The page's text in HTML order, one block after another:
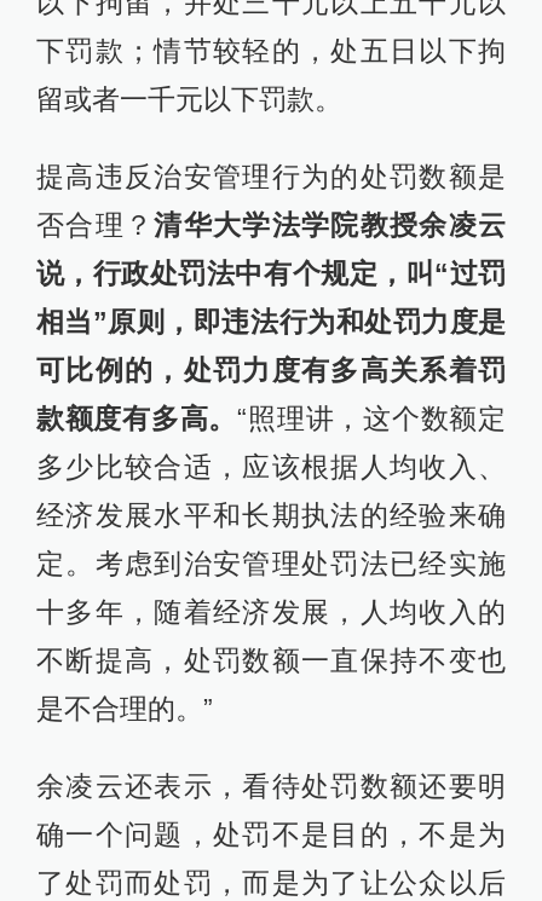
下罚款；情节较轻的，处五日以下拘
留或者一千元以下罚款。
提高违反治安管理行为的处罚数额是
否合理？清华大学法学院教授余凌云
说，行政处罚法中有个规定，叫“过罚
相当”原则，即违法行为和处罚力度是
可比例的，处罚力度有多高关系着罚
款额度有多高。“照理讲，这个数额定
多少比较合适，应该根据人均收入、
经济发展水平和长期执法的经验来确
定。考虑到治安管理处罚法已经实施
十多年，随着经济发展，人均收入的
不断提高，处罚数额一直保持不变也
是不合理的。”
余凌云还表示，看待处罚数额还要明
确一个问题，处罚不是目的，不是为
了处罚而处罚，而是为了让公众以后